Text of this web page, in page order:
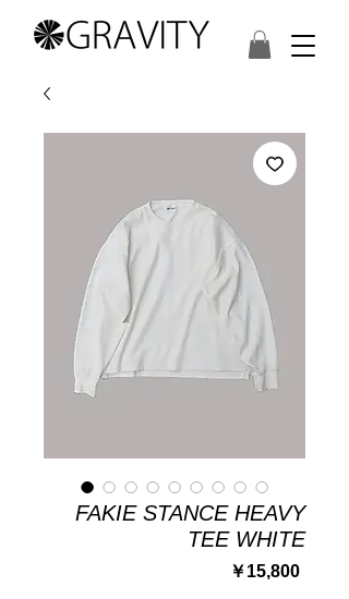
FAKIE STANCE HEAVY
TEE WHITE
￥15,800価